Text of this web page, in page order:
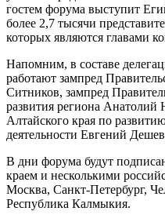
гостем форума выступит
более 2,7 тысячи
которых являются главами
Напомним, в составе
работают зампред
Ситников, зампред
развития региона Анатолий
Алтайского края по
деятельности Евгений
В дни форума будут
краем и несколькими
Москва, Санкт-Петербург,
Республика Калмыкия.